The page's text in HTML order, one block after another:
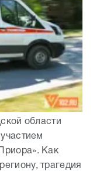
области
Как
трагедия